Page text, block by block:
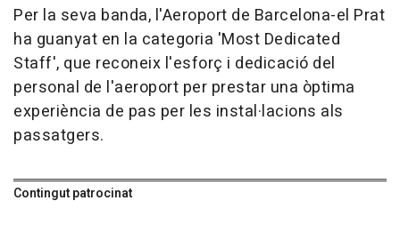
Per la seva banda, l'Aeroport de Barcelona-el Prat
ha guanyat en la categoria 'Most Dedicated
Staff', que reconeix l'esforç i dedicació del
personal de l'aeroport per prestar una òptima
experiència de pas per les instal·lacions als
passatgers.
Contingut patrocinat